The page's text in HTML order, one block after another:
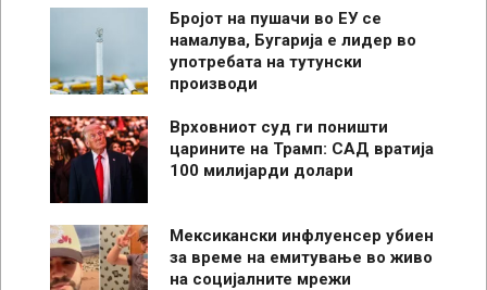
Бројот на пушачи во ЕУ се
намалува, Бугарија е лидер во
употребата на тутунски
производи
Врховниот суд ги поништи
царините на Трамп: САД вратија
100 милијарди долари
Мексикански инфлуенсер убиен
за време на емитување во живо
на социјалните мрежи